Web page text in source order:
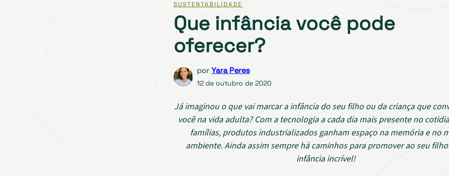
SUSTENTABILIDADE
Que infância você pode
oferecer?
porYara Peres
12 de outubro de 2020
Já imaginou o que vai marcar a infância do seu filho ou da criança que
você na vida adulta? Com a tecnologia a cada dia mais presente no
famílias, produtos industrializados ganham espaço na memória e no
ambiente. Ainda assim sempre há caminhos para promover ao seu
infância incrível!